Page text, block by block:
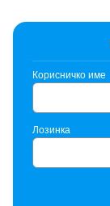
Корисничко име
Лозинка